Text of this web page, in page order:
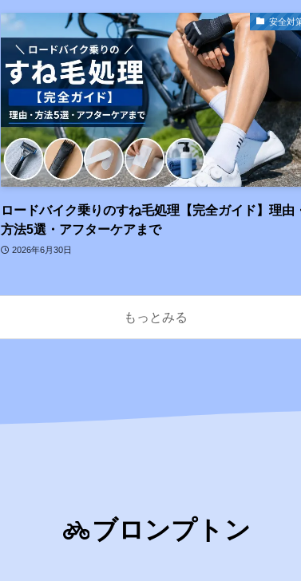
安全対
ロードバイク乗りのすね毛処理【完全ガイド】理由
方法5選・アフターケアまで
2026年6月30日
もっとみる
ブロンプトン